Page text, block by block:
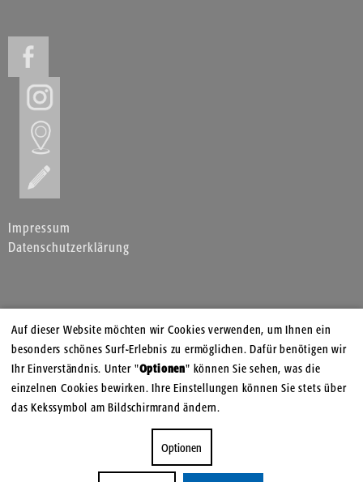
Impressum
Datenschutzerklärung
Auf dieser Website möchten wir Cookies verwenden, um Ihnen ein
besonders schönes Surf-Erlebnis zu ermöglichen. Dafür benötigen wir
Ihr Einverständnis. Unter "Optionen" können Sie sehen, was die
einzelnen Cookies bewirken. Ihre Einstellungen können Sie stets über
das Kekssymbol am Bildschirmrand ändern.
Optionen